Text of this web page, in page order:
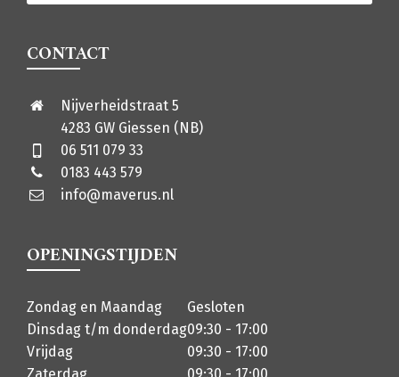
CONTACT
Nijverheidstraat 5
4283 GW Giessen (NB)
06 511 079 33
0183 443 579
info@maverus.nl
OPENINGSTIJDEN
Zondag en Maandag
Gesloten
Dinsdag t/m donderdag09:30 - 17:00
Vrijdag
09:30 - 17:00